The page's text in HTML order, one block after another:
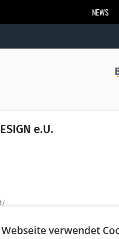
NEWS
e.U.
Webseite verwendet